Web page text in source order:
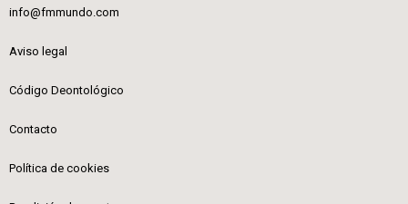
info@fmmundo.com
Aviso legal
Código Deontológico
Contacto
Política de cookies